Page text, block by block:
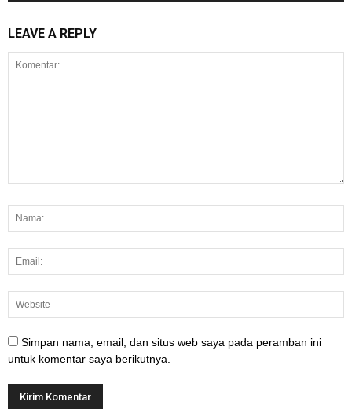
LEAVE A REPLY
Simpan nama, email, dan situs web saya pada peramban ini
untuk komentar saya berikutnya.